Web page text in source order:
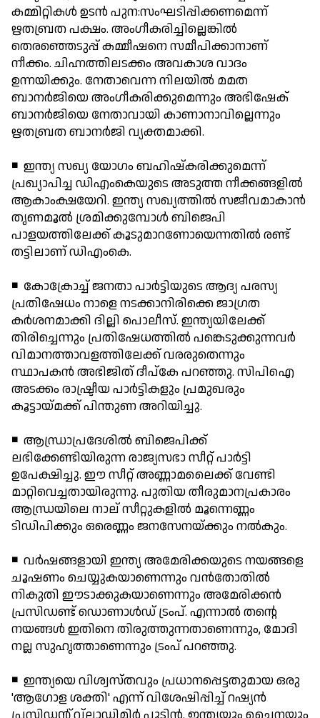
കമ്മിറ്റികള്‍ ഉടന്‍ പുന:സംഘടിപ്പിക്കണമെന്ന്
ഋതബ്രത പക്ഷം. അംഗീകരിച്ചില്ലെങ്കില്‍
തെരഞ്ഞെടുപ്പ് കമ്മീഷനെ സമീപിക്കാനാണ്
നീക്കം. ചിഹ്നത്തിലടക്കം അവകാശ വാദം
ഉന്നയിക്കും. നേതാവെന്ന നിലയില്‍ മമത
ബാനര്‍ജിയെ അംഗീകരിക്കുമെന്നും അഭിഷേക്
ബാനര്‍ജിയെ നേതാവായി കാണാനാവില്ലെന്നും
ഋതബ്രത ബാനര്‍ജി വ്യക്തമാക്കി.
◾ ഇന്ത്യ സഖ്യ യോഗം ബഹിഷ്‌കരിക്കുമെന്ന്
പ്രഖ്യാപിച്ച ഡിഎംകെയുടെ അടുത്ത നീക്കങ്ങളില്‍
ആകാംക്ഷയേറി. ഇന്ത്യ സഖ്യത്തില്‍ സജീവമാകാന്‍
തൃണമൂല്‍ ശ്രമിക്കുമ്പോള്‍ ബിജെപി
പാളയത്തിലേക്ക് കൂടുമാറണോയെന്നതില്‍ രണ്ട്
തട്ടിലാണ് ഡിഎംകെ.
◾ കോക്രോച്ച് ജനതാ പാര്‍ട്ടിയുടെ ആദ്യ പരസ്യ
പ്രതിഷേധം നാളെ നടക്കാനിരിക്കെ ജാഗ്രത
കര്‍ശനമാക്കി ദില്ലി പൊലീസ്. ഇന്ത്യയിലേക്ക്
തിരിച്ചെന്നും പ്രതിഷേധത്തില്‍ പങ്കെടുക്കുന്നവര്‍
വിമാനത്താവളത്തിലേക്ക് വരരുതെന്നും
സ്ഥാപകന്‍ അഭിജിത് ദീപ്‌കേ പറഞ്ഞു. സിപിഐ
അടക്കം രാഷ്ട്രീയ പാര്‍ട്ടികളും പ്രമുഖരും
കൂട്ടായ്മക്ക് പിന്തുണ അറിയിച്ചു.
◾ ആന്ധ്രാപ്രദേശില്‍ ബിജെപിക്ക്
ലഭിക്കേണ്ടിയിരുന്ന രാജ്യസഭാ സീറ്റ് പാര്‍ട്ടി
ഉപേക്ഷിച്ചു. ഈ സീറ്റ് അണ്ണാമലൈക്ക് വേണ്ടി
മാറ്റിവെച്ചതായിരുന്നു. പുതിയ തീരുമാനപ്രകാരം
ആന്ധ്രയിലെ നാല് സീറ്റുകളില്‍ മൂന്നെണ്ണം
ടിഡിപിക്കും ഒരെണ്ണം ജനസേനയ്ക്കും നല്‍കും.
◾ വര്‍ഷങ്ങളായി ഇന്ത്യ അമേരിക്കയുടെ നയങ്ങളെ
ചൂഷണം ചെയ്യുകയാണെന്നും വന്‍തോതില്‍
നികുതി ഈടാക്കുകയാണെന്നും അമേരിക്കന്‍
പ്രസിഡണ്ട് ഡൊണാള്‍ഡ് ട്രംപ്. എന്നാല്‍ തന്റെ
നയങ്ങള്‍ ഇതിനെ തിരുത്തുന്നതാണെന്നും, മോദി
നല്ല സുഹൃത്താണെന്നും ട്രംപ് പറഞ്ഞു.
◾ ഇന്ത്യയെ വിശ്വസ്തവും പ്രധാനപ്പെട്ടതുമായ ഒരു
'ആഗോള ശക്തി' എന്ന് വിശേഷിപ്പിച്ച് റഷ്യന്‍